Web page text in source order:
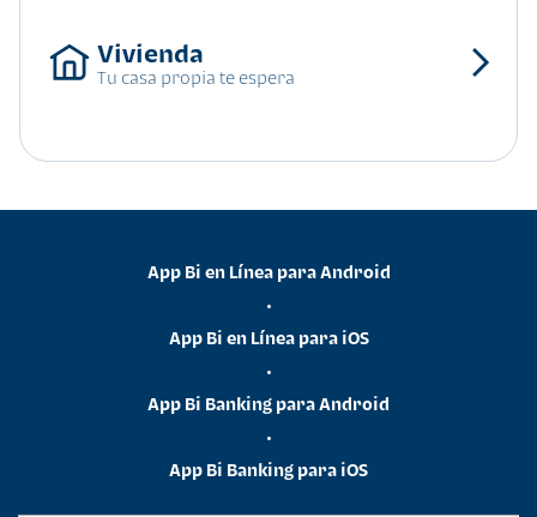
Tu casa propia te espera
App Bi en Línea para Android
•
App Bi en Línea para iOS
•
App Bi Banking para Android
•
App Bi Banking para iOS